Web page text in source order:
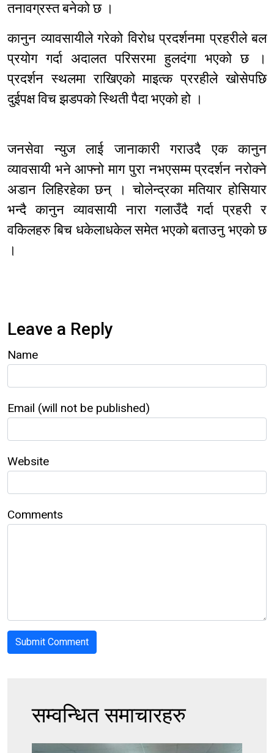
तनावग्रस्त बनेको छ ।
कानुन व्यावसायीले गरेको विरोध प्रदर्शनमा प्रहरीले बल
प्रयोग गर्दा अदालत परिसरमा हुलदंगा भएको छ ।
प्रदर्शन स्थलमा राखिएको माइत्क प्ररहीले खोसेपछि
दुईपक्ष विच झडपको स्थिती पैदा भएको हो ।
जनसेवा न्युज लाई जानाकारी गराउदै एक कानुन
व्यावसायी भने आफ्नो माग पुरा नभएसम्म प्रदर्शन नरोक्ने
अडान लिहिरहेका छन् । चोलेन्द्रका मतियार होसियार
भन्दै कानुन व्यावसायी नारा गलाउँदै गर्दा प्रहरी र
वकिलहरु बिच धकेलाधकेल समेत भएको बताउनु भएको छ
।
Leave a Reply
Name
Email (will not be published)
Website
Comments
सम्वन्धित समाचारहरु